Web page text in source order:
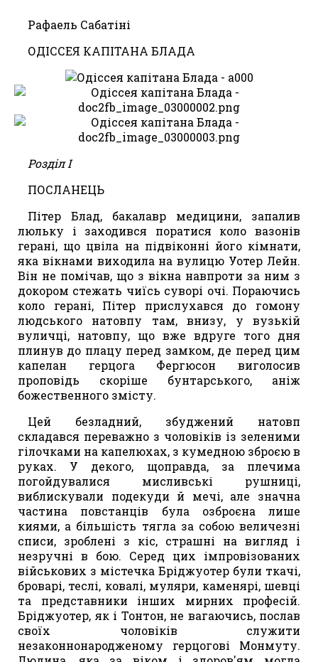
Рафаель Сабатіні
ОДІССЕЯ КАПІТАНА БЛАДА
Розділ І
ПОСЛАНЕЦЬ
Пітер Блад, бакалавр медицини, запалив
люльку і заходився поратися коло вазонів
герані, що цвіла на підвіконні його кімнати,
яка вікнами виходила на вулицю Уотер Лейн.
Він не помічав, що з вікна навпроти за ним з
докором стежать чиїсь суворі очі. Пораючись
коло герані, Пітер прислухався до гомону
людського натовпу там, внизу, у вузькій
вуличці, натовпу, що вже вдруге того дня
плинув до плацу перед замком, де перед цим
капелан герцога Фергюсон виголосив
проповідь скоріше бунтарського, аніж
божественного змісту.
Цей безладний, збуджений натовп
складався переважно з чоловіків із зеленими
гілочками на капелюхах, з кумедною зброєю в
руках. У декого, щоправда, за плечима
погойдувалися мисливські рушниці,
виблискували подекуди й мечі, але значна
частина повстанців була озброєна лише
киями, а більшість тягла за собою величезні
списи, зроблені з кіс, страшні на вигляд і
незручні в бою. Серед цих імпровізованих
військових з містечка Бріджуотер були ткачі,
броварі, теслі, ковалі, муляри, каменярі, шевці
та представники інших мирних професій.
Бріджуотер, як і Тонтон, не вагаючись, послав
своїх чоловіків служити
незаконнонародженому герцогові Монмуту.